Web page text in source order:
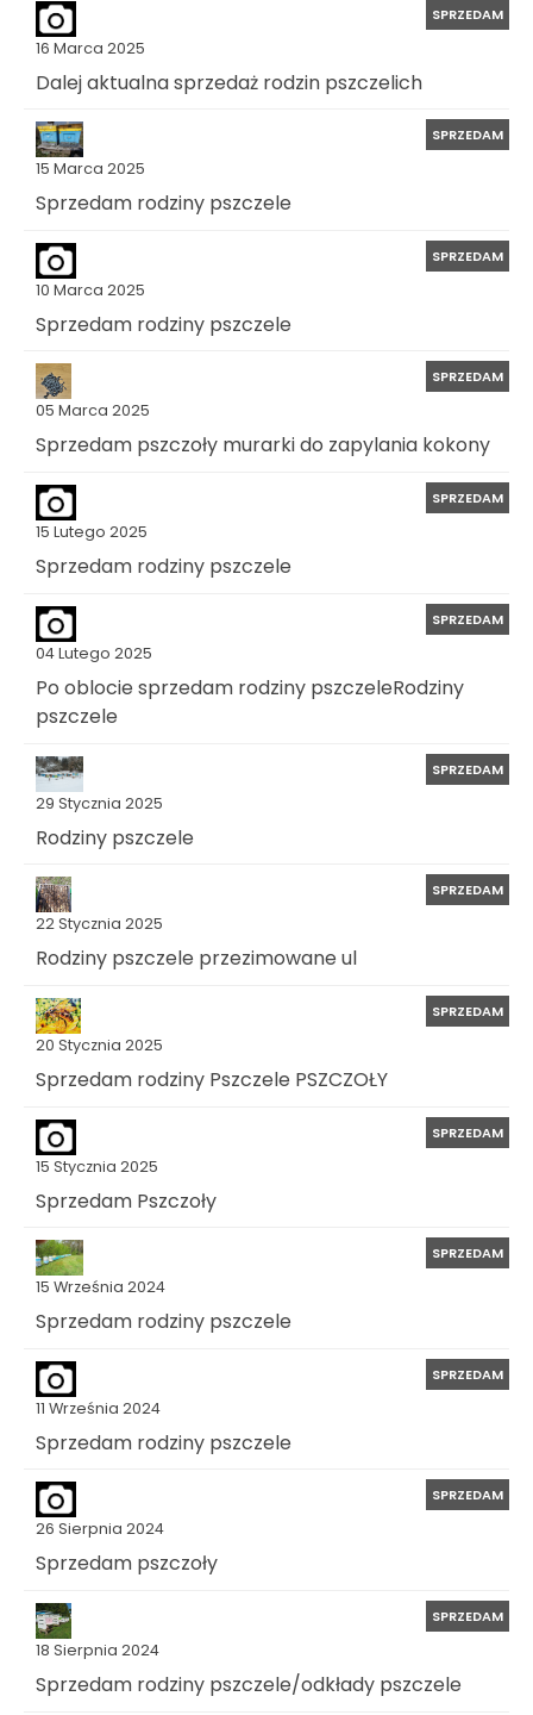
16 Marca 2025
SPRZEDAM
Dalej aktualna sprzedaż rodzin pszczelich
15 Marca 2025
SPRZEDAM
Sprzedam rodziny pszczele
10 Marca 2025
SPRZEDAM
Sprzedam rodziny pszczele
05 Marca 2025
SPRZEDAM
Sprzedam pszczoły murarki do zapylania kokony
15 Lutego 2025
SPRZEDAM
Sprzedam rodziny pszczele
04 Lutego 2025
SPRZEDAM
Po oblocie sprzedam rodziny pszczeleRodziny
pszczele
29 Stycznia 2025
SPRZEDAM
Rodziny pszczele
22 Stycznia 2025
SPRZEDAM
Rodziny pszczele przezimowane ul
20 Stycznia 2025
SPRZEDAM
Sprzedam rodziny Pszczele PSZCZOŁY
15 Stycznia 2025
SPRZEDAM
Sprzedam Pszczoły
15 Września 2024
SPRZEDAM
Sprzedam rodziny pszczele
11 Września 2024
SPRZEDAM
Sprzedam rodziny pszczele
26 Sierpnia 2024
SPRZEDAM
Sprzedam pszczoły
18 Sierpnia 2024
SPRZEDAM
Sprzedam rodziny pszczele/odkłady pszczele